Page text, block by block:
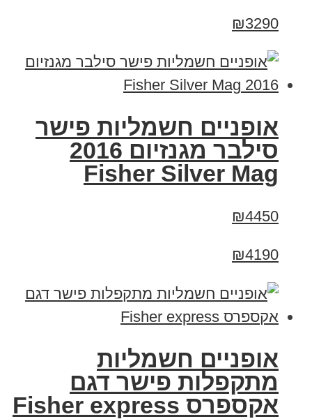
₪3290
אופניים חשמליות פישר
סילבר מגנזיום 2016
Fisher Silver Mag
₪4450
₪4190
אופניים חשמליות
מתקפלות פישר דגם
אקספרס Fisher express